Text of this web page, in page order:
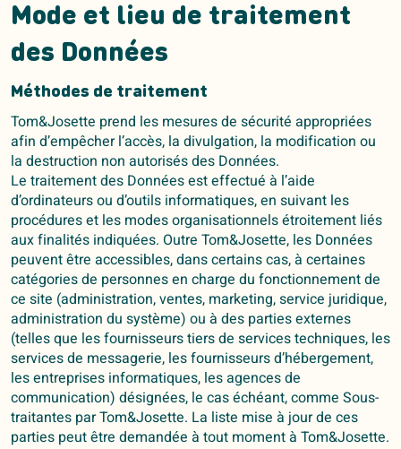
Mode et lieu de traitement
des Données
Méthodes de traitement
Tom&Josette prend les mesures de sécurité appropriées
afin d’empêcher l’accès, la divulgation, la modification ou
la destruction non autorisés des Données.
Le traitement des Données est effectué à l’aide
d’ordinateurs ou d’outils informatiques, en suivant les
procédures et les modes organisationnels étroitement liés
aux finalités indiquées. Outre Tom&Josette, les Données
peuvent être accessibles, dans certains cas, à certaines
catégories de personnes en charge du fonctionnement de
ce site (administration, ventes, marketing, service juridique,
administration du système) ou à des parties externes
(telles que les fournisseurs tiers de services techniques, les
services de messagerie, les fournisseurs d’hébergement,
les entreprises informatiques, les agences de
communication) désignées, le cas échéant, comme Sous-
traitantes par Tom&Josette. La liste mise à jour de ces
parties peut être demandée à tout moment à Tom&Josette.